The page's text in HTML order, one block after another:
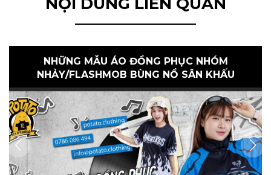
NỘI DUNG LIÊN QUAN
NHỮNG MẪU ÁO ĐỒNG PHỤC NHÓM
NHẢY/FLASHMOB BÙNG NỔ SÂN KHẤU